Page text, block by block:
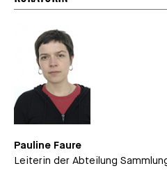
Pauline Faure
Leiterin der Abteilung